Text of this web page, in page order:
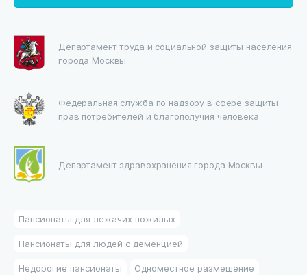
Департамент труда и социальной защиты населения
города Москвы
Федеральная служба по надзору в сфере защиты
прав потребителей и благополучия человека
Департамент здравохранения города Москвы
Пансионаты для лежачих пожилых
Пансионаты для людей с деменцией
Недорогие пансионаты Одноместное размещение